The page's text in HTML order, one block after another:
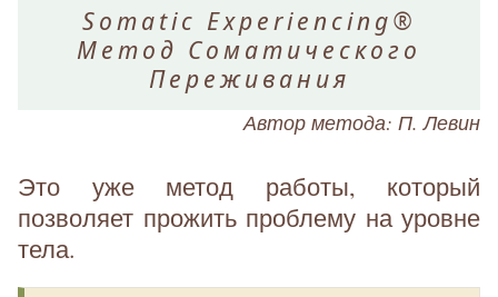
Somatic Experiencing®
Метод Соматического
Переживания
Автор метода: П. Левин
Это уже метод работы, который
позволяет прожить проблему на уровне
тела.